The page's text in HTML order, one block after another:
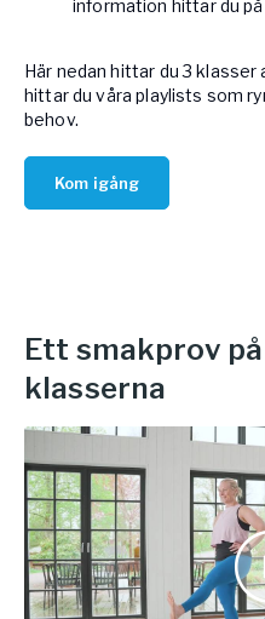
Ett smakprov
klasserna
information hittar du på
Här nedan hittar du 3
hittar du våra playlists som
behov.
Kom igång